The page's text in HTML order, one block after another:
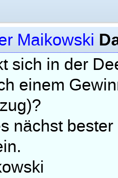
Maikowski
sich in der
einem
nächst